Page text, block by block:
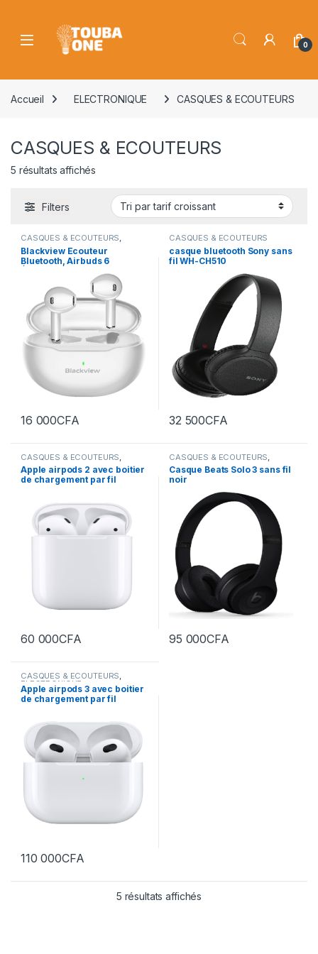
Open 0
Accueil ELECTRONIQUE CASQUES & ECOUTEURS
CASQUES & ECOUTEURS
5 résultats affichés
Filters
CASQUES & ECOUTEURS,
ELECTRONIQUE
Blackview Ecouteur
Bluetooth, Airbuds 6
16 000CFA
CASQUES & ECOUTEURS
casque bluetooth Sony sans
fil WH-CH510
32 500CFA
CASQUES & ECOUTEURS
ELECTRONIQUE
Apple airpods 2 avec boitier
de chargement par fil
60 000CFA
CASQUES & ECOUTEURS
ELECTRONIQUE
Casque Beats Solo 3 sans fil
noir
95 000CFA
CASQUES & ECOUTEURS,
ELECTRONIQUE
Apple airpods 3 avec boitier
de chargement par fil
110 000CFA
5 résultats affichés